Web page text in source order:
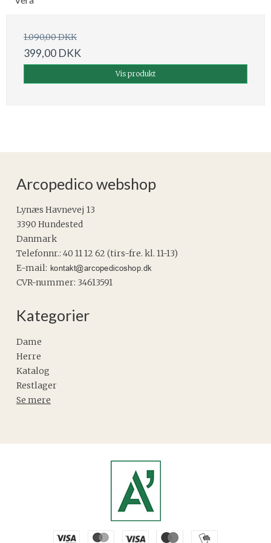
1.090,00 DKK
399,00 DKK
Vis produkt
Arcopedico webshop
Lynæs Havnevej 13
3390 Hundested
Danmark
Telefonnr.: 40 11 12 62 (tirs-fre. kl. 11-13)
E-mail:
CVR-nummer: 34613591
Kategorier
Dame
Herre
Katalog
Restlager
Se mere